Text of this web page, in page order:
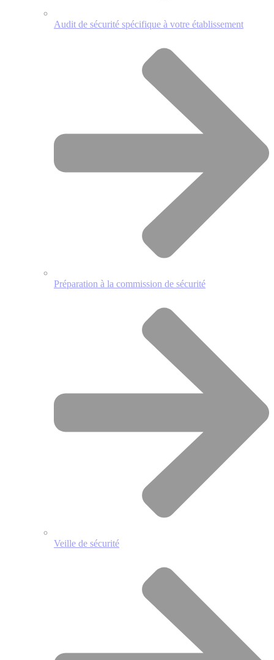
Audit de sécurité spécifique à votre établissement
Préparation à la commission de sécurité
Veille de sécurité